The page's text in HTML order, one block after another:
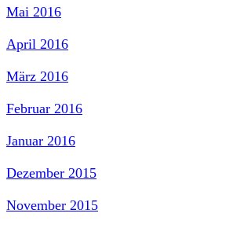
Mai 2016
April 2016
März 2016
Februar 2016
Januar 2016
Dezember 2015
November 2015